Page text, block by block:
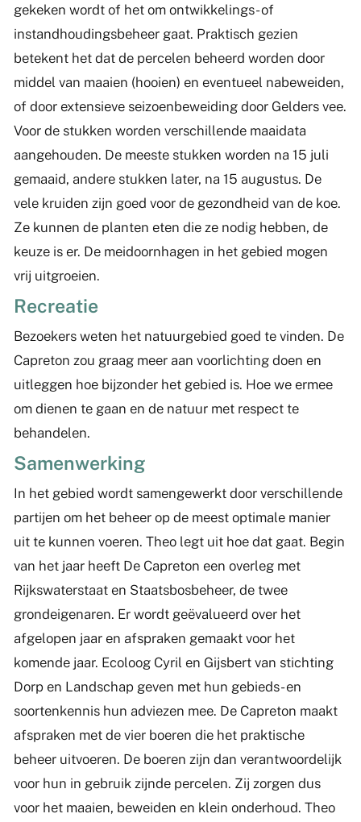
gekeken wordt of het om ontwikkelings- of
instandhoudingsbeheer gaat. Praktisch gezien
betekent het dat de percelen beheerd worden door
middel van maaien (hooien) en eventueel nabeweiden,
of door extensieve seizoenbeweiding door Gelders vee.
Voor de stukken worden verschillende maaidata
aangehouden. De meeste stukken worden na 15 juli
gemaaid, andere stukken later, na 15 augustus. De
vele kruiden zijn goed voor de gezondheid van de koe.
Ze kunnen de planten eten die ze nodig hebben, de
keuze is er. De meidoornhagen in het gebied mogen
vrij uitgroeien.
Recreatie
Bezoekers weten het natuurgebied goed te vinden. De
Capreton zou graag meer aan voorlichting doen en
uitleggen hoe bijzonder het gebied is. Hoe we ermee
om dienen te gaan en de natuur met respect te
behandelen.
Samenwerking
In het gebied wordt samengewerkt door verschillende
partijen om het beheer op de meest optimale manier
uit te kunnen voeren. Theo legt uit hoe dat gaat. Begin
van het jaar heeft De Capreton een overleg met
Rijkswaterstaat en Staatsbosbeheer, de twee
grondeigenaren. Er wordt geëvalueerd over het
afgelopen jaar en afspraken gemaakt voor het
komende jaar. Ecoloog Cyril en Gijsbert van stichting
Dorp en Landschap geven met hun gebieds- en
soortenkennis hun adviezen mee. De Capreton maakt
afspraken met de vier boeren die het praktische
beheer uitvoeren. De boeren zijn dan verantwoordelijk
voor hun in gebruik zijnde percelen. Zij zorgen dus
voor het maaien, beweiden en klein onderhoud. Theo